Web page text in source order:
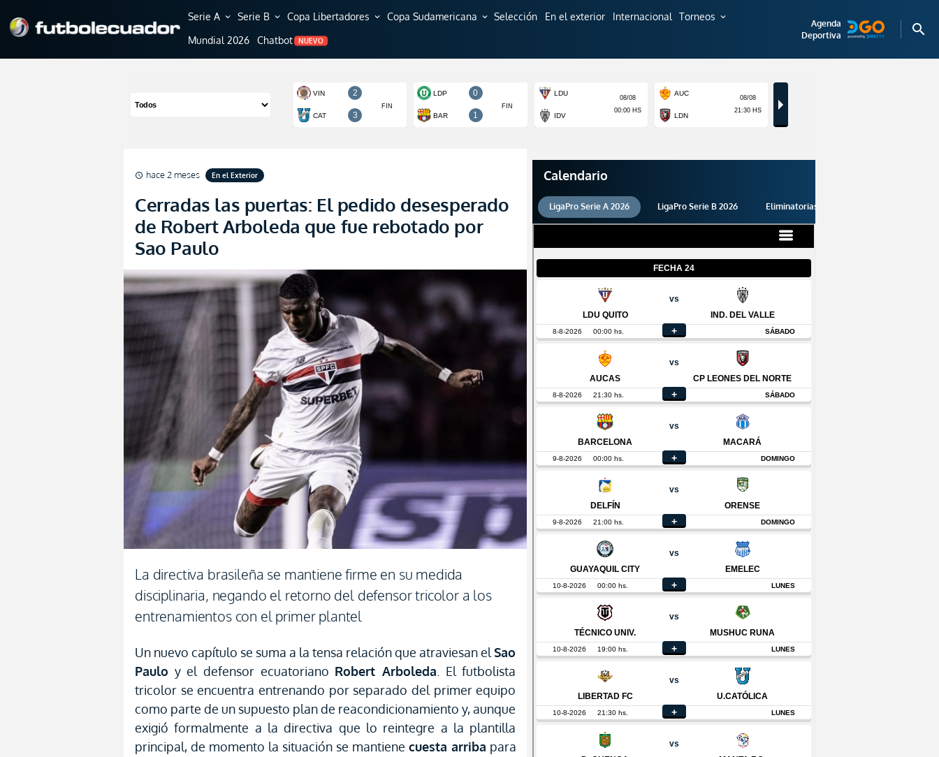
Serie A expand_more Serie B expand_more Copa Libertadores expand_more Copa Sudamericana expand_more Selección En el exterior Internacional Torneos expand_more
Mundial 2026 Chatbot NUEVO
Agenda
Deportiva
search
schedule hace 2 meses En el Exterior
Cerradas las puertas: El pedido desesperado
de Robert Arboleda que fue rebotado por
Sao Paulo
La directiva brasileña se mantiene firme en su medida
disciplinaria, negando el retorno del defensor tricolor a los
entrenamientos con el primer plantel
Un nuevo capítulo se suma a la tensa relación que atraviesan el Sao
Paulo y el defensor ecuatoriano Robert Arboleda . El futbolista
tricolor se encuentra entrenando por separado del primer equipo
como parte de un supuesto plan de reacondicionamiento y, aunque
exigió formalmente a la directiva que lo reintegre a la plantilla
principal, de momento la situación se mantiene cuesta arriba para
Calendario
LigaPro Serie A 2026 LigaPro Serie B 2026 Eliminatorias 2026